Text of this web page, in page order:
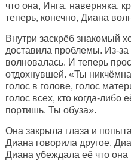
что она, Инга, наверняка,
теперь, конечно, Диана
Внутри заскрёб знакомый
доставила проблемы. Из-
волновалась. И теперь
отдохнувшей. «Ты
голос в голове, голос
голос всех, кто когда-
портишь. Ты обуза».
Она закрыла глаза и
Диана говорила другое.
Диана убеждала её что